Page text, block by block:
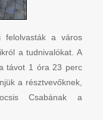
felolvasták a város
a tudnivalókat. A
távot 1 óra 23 perc
a résztvevőknek,
Csabának a